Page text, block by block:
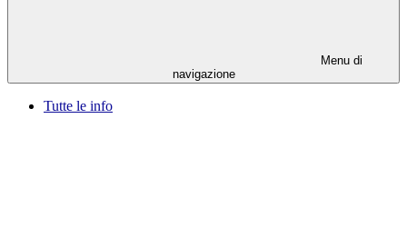
Menu di
navigazione
Tutte le info